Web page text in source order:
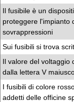
Il fusibile è un
proteggere l'impianto
sovrappressioni
Sui fusibili si trova
Il valore del voltaggio
dalla lettera V
I fusibili di colore
addetti delle officine